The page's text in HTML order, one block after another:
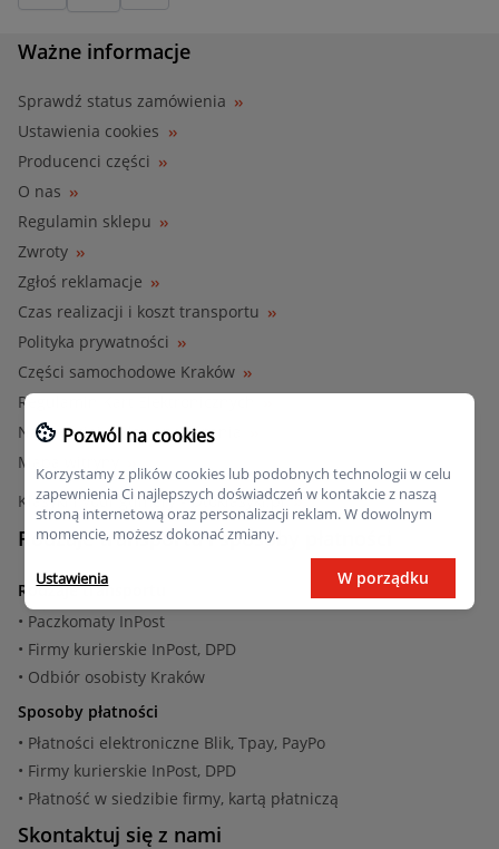
Ważne informacje
Sprawdź status zamówienia
Ustawienia cookies
Producenci części
O nas
Regulamin sklepu
Zwroty
Zgłoś reklamacje
Czas realizacji i koszt transportu
Polityka prywatności
Części samochodowe Kraków
Regulamin Kart Elektronicznych
Najczęściej zadawane pytania
Mapa witryny
Klasyki i youngtimery - Otoklasyki.pl
Rodzaje transportu i sposoby płatności
Rodzaje transportu
• Paczkomaty InPost
• Firmy kurierskie InPost, DPD
• Odbiór osobisty Kraków
Sposoby płatności
• Płatności elektroniczne Blik, Tpay, PayPo
• Firmy kurierskie InPost, DPD
• Płatność w siedzibie firmy, kartą płatniczą
Skontaktuj się z nami
Pozwól na cookies
Korzystamy z plików cookies lub podobnych technologii w celu
zapewnienia Ci najlepszych doświadczeń w kontakcie z naszą
stroną internetową oraz personalizacji reklam. W dowolnym
momencie, możesz dokonać zmiany.
Ustawienia W porządku